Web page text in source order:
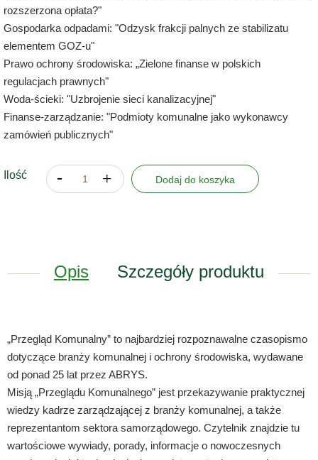
rozszerzona opłata?"
Gospodarka odpadami: "Odzysk frakcji palnych ze stabilizatu
elementem GOZ-u"
Prawo ochrony środowiska: „Zielone finanse w polskich
regulacjach prawnych"
Woda-ścieki: "Uzbrojenie sieci kanalizacyjnej"
Finanse-zarządzanie: "Podmioty komunalne jako wykonawcy
zamówień publicznych"
Ilość Dodaj do koszyka
Opis Szczegóły produktu
„Przegląd Komunalny” to najbardziej rozpoznawalne czasopismo
dotyczące branży komunalnej i ochrony środowiska, wydawane
od ponad 25 lat przez ABRYS.
Misją „Przeglądu Komunalnego” jest przekazywanie praktycznej
wiedzy kadrze zarządzającej z branży komunalnej, a także
reprezentantom sektora samorządowego. Czytelnik znajdzie tu
wartościowe wywiady, porady, informacje o nowoczesnych